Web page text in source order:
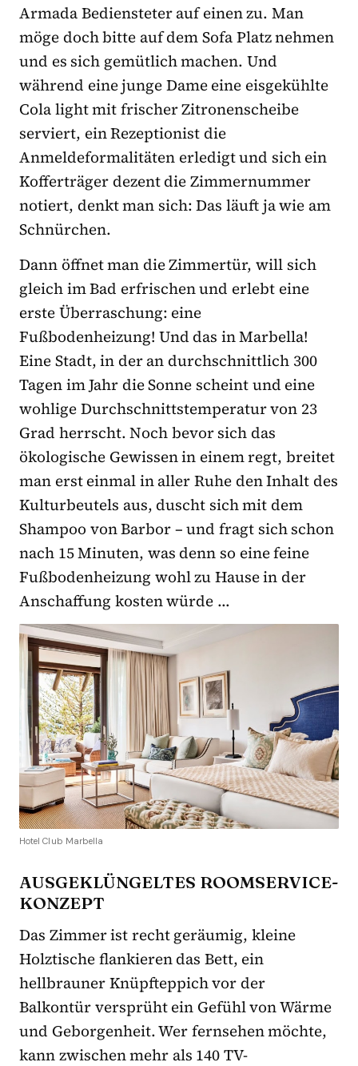
Armada Bediensteter auf einen zu. Man
möge doch bitte auf dem Sofa Platz nehmen
und es sich gemütlich machen. Und
während eine junge Dame eine eisgekühlte
Cola light mit frischer Zitronenscheibe
serviert, ein Rezeptionist die
Anmeldeformalitäten erledigt und sich ein
Kofferträger dezent die Zimmernummer
notiert, denkt man sich: Das läuft ja wie am
Schnürchen.
Dann öffnet man die Zimmertür, will sich
gleich im Bad erfrischen und erlebt eine
erste Überraschung: eine
Fußbodenheizung! Und das in Marbella!
Eine Stadt, in der an durchschnittlich 300
Tagen im Jahr die Sonne scheint und eine
wohlige Durchschnittstemperatur von 23
Grad herrscht. Noch bevor sich das
ökologische Gewissen in einem regt, breitet
man erst einmal in aller Ruhe den Inhalt des
Kulturbeutels aus, duscht sich mit dem
Shampoo von Barbor – und fragt sich schon
nach 15 Minuten, was denn so eine feine
Fußbodenheizung wohl zu Hause in der
Anschaffung kosten würde …
Hotel Club Marbella
AUSGEKLÜNGELTES ROOMSERVICE-
KONZEPT
Das Zimmer ist recht geräumig, kleine
Holztische flankieren das Bett, ein
hellbrauner Knüpfteppich vor der
Balkontür versprüht ein Gefühl von Wärme
und Geborgenheit. Wer fernsehen möchte,
kann zwischen mehr als 140 TV-